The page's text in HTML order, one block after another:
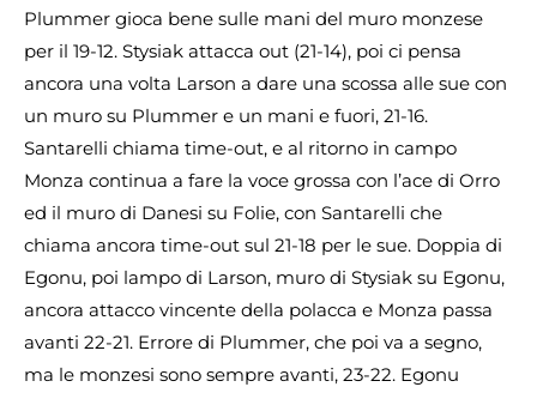
Plummer gioca bene sulle mani del muro monzese
per il 19-12. Stysiak attacca out (21-14), poi ci pensa
ancora una volta Larson a dare una scossa alle sue con
un muro su Plummer e un mani e fuori, 21-16.
Santarelli chiama time-out, e al ritorno in campo
Monza continua a fare la voce grossa con l’ace di Orro
ed il muro di Danesi su Folie, con Santarelli che
chiama ancora time-out sul 21-18 per le sue. Doppia di
Egonu, poi lampo di Larson, muro di Stysiak su Egonu,
ancora attacco vincente della polacca e Monza passa
avanti 22-21. Errore di Plummer, che poi va a segno,
ma le monzesi sono sempre avanti, 23-22. Egonu